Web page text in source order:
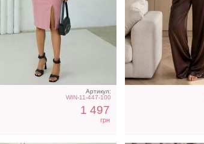
Артикул:
WIN-11-447-100
1 497
грн
Голубое нарядное
облегающее платье в пол
черное